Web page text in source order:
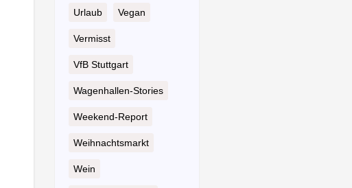
Urlaub Vegan
Vermisst
VfB Stuttgart
Wagenhallen-Stories
Weekend-Report
Weihnachtsmarkt
Wein